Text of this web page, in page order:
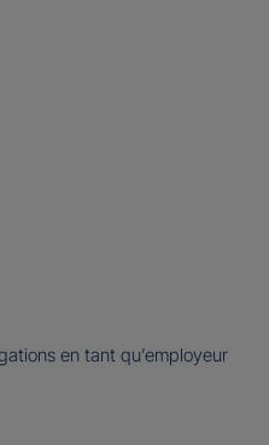
en tant qu’employeur